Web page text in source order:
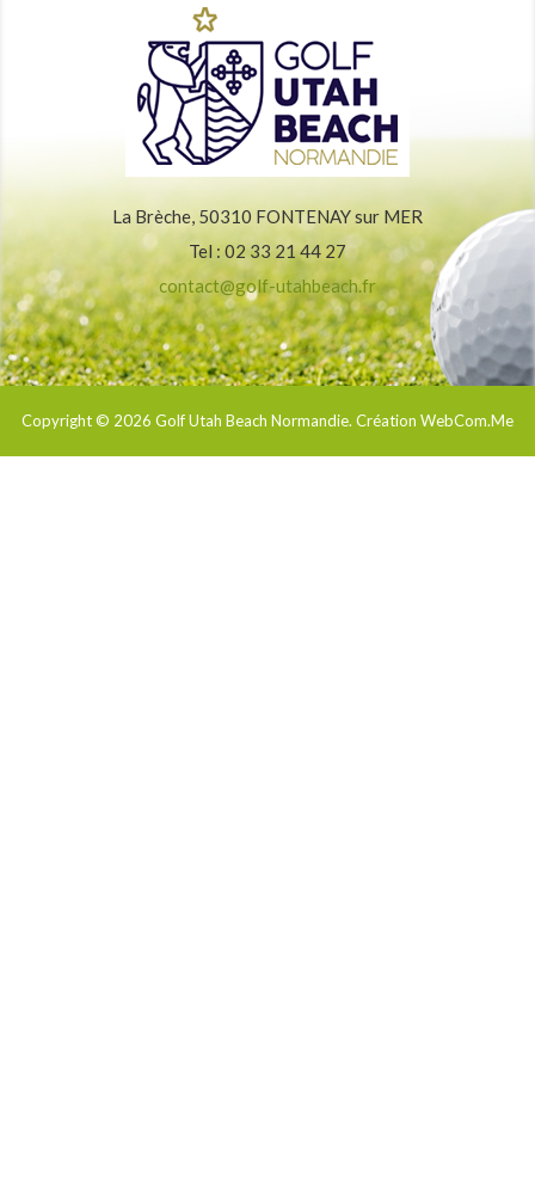
La Brèche, 50310 FONTENAY sur MER
Tel : 02 33 21 44 27
contact@golf-utahbeach.fr
Copyright © 2026 Golf Utah Beach Normandie. Création WebCom.Me